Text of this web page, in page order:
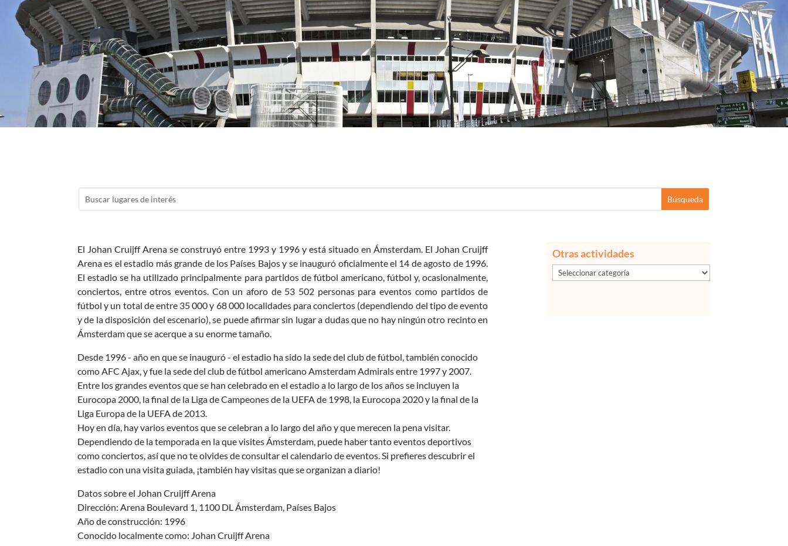
El Johan Cruijff Arena se construyó entre 1993 y 1996 y está situado en Ámsterdam. El Johan Cruijff
Arena es el estadio más grande de los Países Bajos y se inauguró oficialmente el 14 de agosto de 1996.
El estadio se ha utilizado principalmente para partidos de fútbol americano, fútbol y, ocasionalmente,
conciertos, entre otros eventos. Con un aforo de 53 502 personas para eventos como partidos de
fútbol y un total de entre 35 000 y 68 000 localidades para conciertos (dependiendo del tipo de evento
y de la disposición del escenario), se puede afirmar sin lugar a dudas que no hay ningún otro recinto en
Ámsterdam que se acerque a su enorme tamaño.
Desde 1996 - año en que se inauguró - el estadio ha sido la sede del club de fútbol, también conocido
como AFC Ajax, y fue la sede del club de fútbol americano Amsterdam Admirals entre 1997 y 2007.
Entre los grandes eventos que se han celebrado en el estadio a lo largo de los años se incluyen la
Eurocopa 2000, la final de la Liga de Campeones de la UEFA de 1998, la Eurocopa 2020 y la final de la
Liga Europa de la UEFA de 2013.
Hoy en día, hay varios eventos que se celebran a lo largo del año y que merecen la pena visitar.
Dependiendo de la temporada en la que visites Ámsterdam, puede haber tanto eventos deportivos
como conciertos, así que no te olvides de consultar el calendario de eventos. Si prefieres descubrir el
estadio con una visita guiada, ¡también hay visitas que se organizan a diario!
Datos sobre el Johan Cruijff Arena
Dirección: Arena Boulevard 1, 1100 DL Ámsterdam, Países Bajos
Año de construcción: 1996
Conocido localmente como: Johan Cruijff Arena
Otras actividades
Otras
actividades